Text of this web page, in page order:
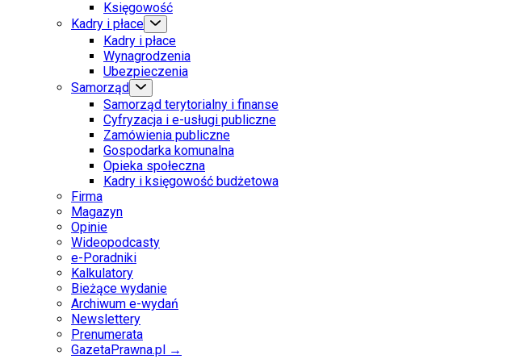
Księgowość
Kadry i płace
Kadry i płace
Wynagrodzenia
Ubezpieczenia
Samorząd
Samorząd terytorialny i finanse
Cyfryzacja i e-usługi publiczne
Zamówienia publiczne
Gospodarka komunalna
Opieka społeczna
Kadry i księgowość budżetowa
Firma
Magazyn
Opinie
Wideopodcasty
e-Poradniki
Kalkulatory
Bieżące wydanie
Archiwum e-wydań
Newslettery
Prenumerata
GazetaPrawna.pl →